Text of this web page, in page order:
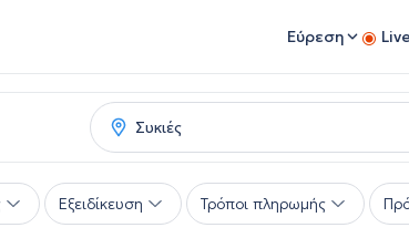
Εύρεση
Εξειδίκευση Τρόποι πληρωμής